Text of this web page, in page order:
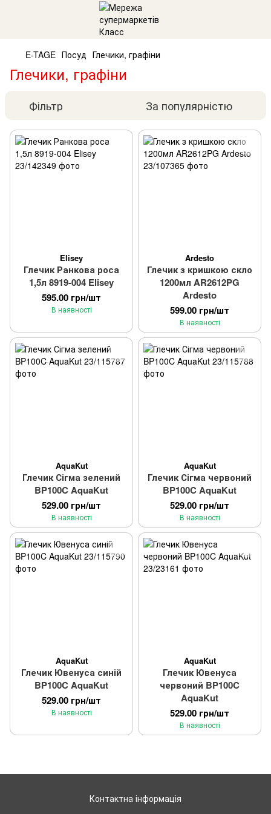
E-TAGE Посуд Глечики, графіни
Глечики, графіни
Фільтр За популярністю
Elisey
Глечик Ранкова роса
1,5л 8919-004 Elisey
595.00 грн/шт
В наявності
Ardesto
Глечик з кришкою скло
1200мл AR2612PG
Ardesto
599.00 грн/шт
В наявності
AquaKut
Глечик Сігма зелений
BP100C AquaKut
529.00 грн/шт
В наявності
AquaKut
Глечик Сігма червоний
BP100C AquaKut
529.00 грн/шт
В наявності
AquaKut
Глечик Ювенуса синій
BP100C AquaKut
529.00 грн/шт
В наявності
AquaKut
Глечик Ювенуса
червоний BP100C
AquaKut
529.00 грн/шт
В наявності
Контактна інформація